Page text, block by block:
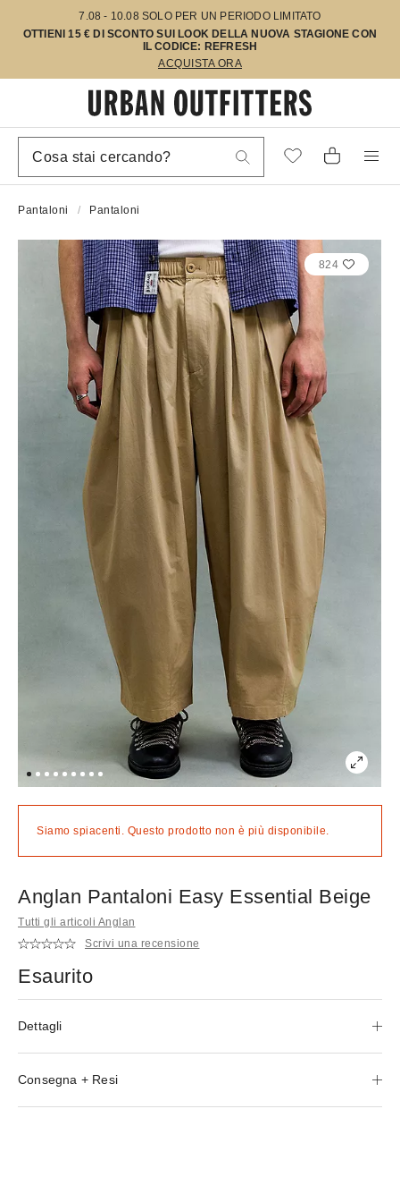
7.08 - 10.08 SOLO PER UN PERIODO LIMITATO
OTTIENI 15 € DI SCONTO SUI LOOK DELLA NUOVA STAGIONE CON
IL CODICE: REFRESH
ACQUISTA ORA
Pantaloni Pantaloni
824
Siamo spiacenti. Questo prodotto non è più disponibile.
Anglan Pantaloni Easy Essential Beige
Tutti gli articoli Anglan
Scrivi una recensione
Esaurito
Dettagli
Consegna + Resi